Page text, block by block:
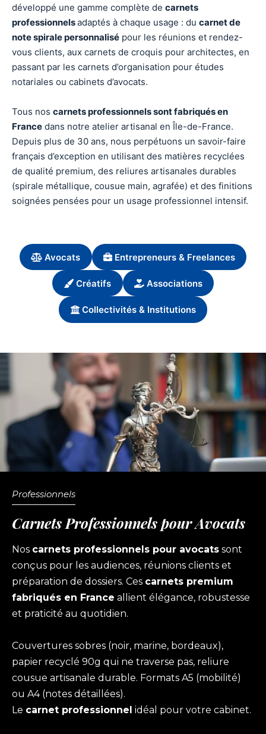
développé une gamme complète de carnets
professionnelsadaptés à chaque usage : du carnet de
note spirale personnalisé pour les réunions et rendez-
vous clients, aux carnets de croquis pour architectes, en
passant par les carnets d’organisation pour études
notariales ou cabinets d’avocats.
Tous nos carnets professionnels sont fabriqués en
France dans notre atelier artisanal en Île-de-France.
Depuis plus de 30 ans, nous perpétuons un savoir-faire
français d’exception en utilisant des matières recyclées
de qualité premium, des reliures artisanales durables
(spirale métallique, cousue main, agrafée) et des finitions
soignées pensées pour un usage professionnel intensif.
Avocats Entrepreneurs & Freelances
Créatifs Associations
Collectivités & Institutions
Professionnels
Carnets Professionnels pour Avocats
Nos carnets professionnels pour avocats sont
conçus pour les audiences, réunions clients et
préparation de dossiers. Ces carnets premium
fabriqués en France allient élégance, robustesse
et praticité au quotidien.
Couvertures sobres (noir, marine, bordeaux),
papier recyclé 90g qui ne traverse pas, reliure
cousue artisanale durable. Formats A5 (mobilité)
ou A4 (notes détaillées).
Le carnet professionnel idéal pour votre cabinet.